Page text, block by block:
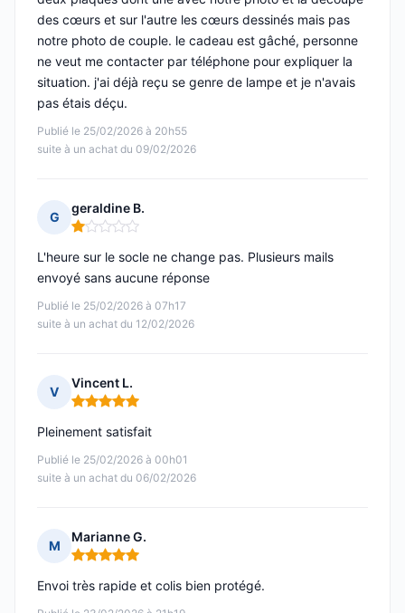
Publié le 25/02/2026 à 20h55
suite à un achat du 09/02/2026
des cœurs et sur l'autre les cœurs dessinés mais pas
notre photo de couple. le cadeau est gâché, personne
ne veut me contacter par téléphone pour expliquer la
situation. j'ai déjà reçu se genre de lampe et je n'avais
pas étais déçu.
G
geraldine B.
Note : 1 sur 5
Publié le 25/02/2026 à 07h17
suite à un achat du 12/02/2026
L'heure sur le socle ne change pas. Plusieurs mails
envoyé sans aucune réponse
V
Vincent L.
Note : 5 sur 5
Publié le 25/02/2026 à 00h01
suite à un achat du 06/02/2026
Pleinement satisfait
M
Marianne G.
Note : 5 sur 5
Envoi très rapide et colis bien protégé.